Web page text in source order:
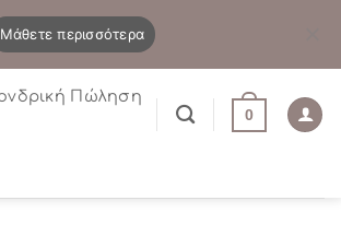
μου Newsletter
Πώληση
0
Μάθετε περισσότερα